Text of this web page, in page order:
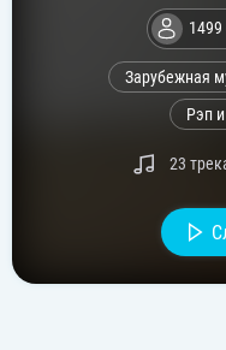
Зарубежная
Рэп
23